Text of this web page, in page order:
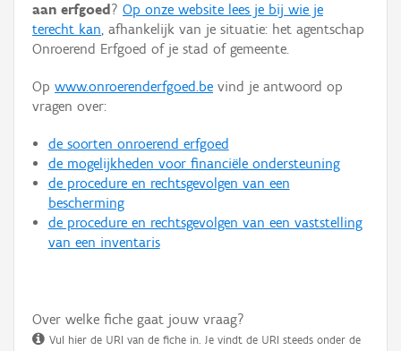
Hergebruik
Aanmelden
aan erfgoed ? Op onze website lees je bij wie je
terecht kan, afhankelijk van je situatie: het agentschap
Onroerend Erfgoed of je stad of gemeente.
Op www.onroerenderfgoed.be vind je antwoord op
vragen over:
de soorten onroerend erfgoed
de mogelijkheden voor financiële ondersteuning
de procedure en rechtsgevolgen van een
bescherming
de procedure en rechtsgevolgen van een vaststelling
van een inventaris
Over welke fiche gaat jouw vraag?
Vul hier de URI van de fiche in. Je vindt de URI steeds onder de